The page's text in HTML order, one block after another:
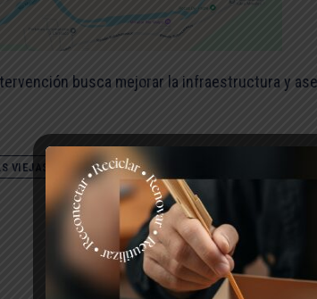
busca mejorar la infraestructura y
VIEJAS CORTE DE AGUA